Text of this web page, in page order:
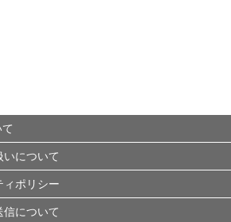
について
ィポリシー
信について